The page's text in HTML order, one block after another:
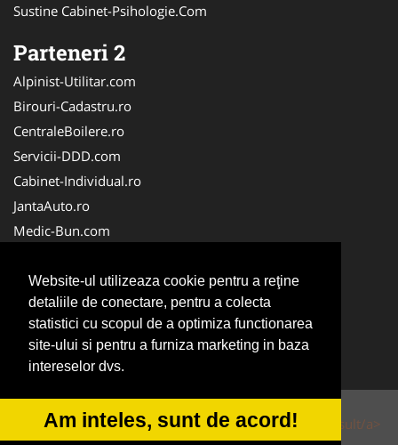
Website-ul utilizeaza cookie pentru a reţine
detaliile de conectare, pentru a colecta
statistici cu scopul de a optimiza functionarea
site-ului si pentru a furniza marketing in baza
intereselor dvs.
Am inteles, sunt de acord!
Sustine Cabinet-Psihologie.Com
Parteneri 2
Alpinist-Utilitar.com
Birouri-Cadastru.ro
CentraleBoilere.ro
Servicii-DDD.com
Cabinet-Individual.ro
JantaAuto.ro
Medic-Bun.com
Apicultorul.com
CentruInchirieri.ro
Oftalmologul.ro
Stomatologul.com
© 2014-2026 Powered byVilonMedia&Tokaido Consult/a>